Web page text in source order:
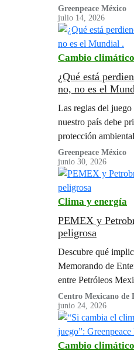
alteración en la
humedad
el cambio climático
actividades humanas.
Greenpeace México
julio 14, 2026
Cambio climático
¿Qué está
no, no es el
Las reglas del
nuestro país debe
protección
marcador final.
estadios y
climático avanza, la
perdiendo hectáreas
llenan de plástico.
Greenpeace México
junio 30, 2026
Clima y energía
PEMEX y
peligrosa
Descubre qué
Memorando de
entre Petróleos
empresa brasileña
es un peligro para
Centro Mexicano de
A.C. (CEMDA),
Engenera,
Nuestro Futuro,
junio 24, 2026
Cambio climático